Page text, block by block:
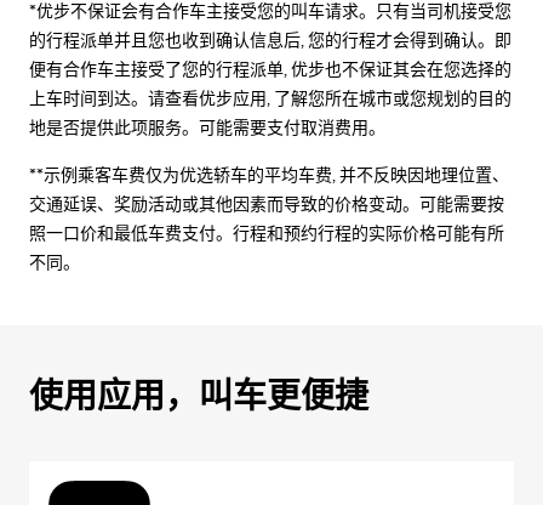
*优步不保证会有合作车主接受您的叫车请求。只有当司机接受您
的行程派单并且您也收到确认信息后, 您的行程才会得到确认。即
便有合作车主接受了您的行程派单, 优步也不保证其会在您选择的
上车时间到达。请查看优步应用, 了解您所在城市或您规划的目的
地是否提供此项服务。可能需要支付取消费用。
**示例乘客车费仅为优选轿车的平均车费, 并不反映因地理位置、
交通延误、奖励活动或其他因素而导致的价格变动。可能需要按
照一口价和最低车费支付。行程和预约行程的实际价格可能有所
不同。
使用应用，叫车更便捷